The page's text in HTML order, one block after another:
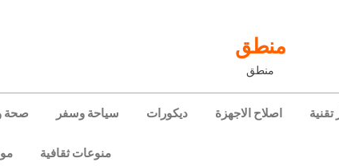
منطق
منطق
تقنية اصلاح الاجهزة ديكورات سياحة وسفر صحة
منوعات ثقافية